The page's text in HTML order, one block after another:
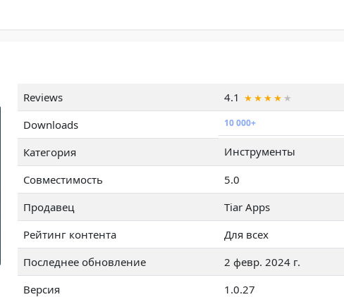
Reviews
4.1
Downloads
10 000+
Категория
Инструменты
Совместимость
5.0
Продавец
Tiar Apps
Рейтинг контента
Для всех
Последнее обновление
2 февр. 2024 г.
Версия
1.0.27